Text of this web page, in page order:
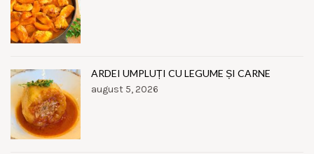
ARDEI UMPLUȚI CU LEGUME ȘI CARNE
august 5, 2026